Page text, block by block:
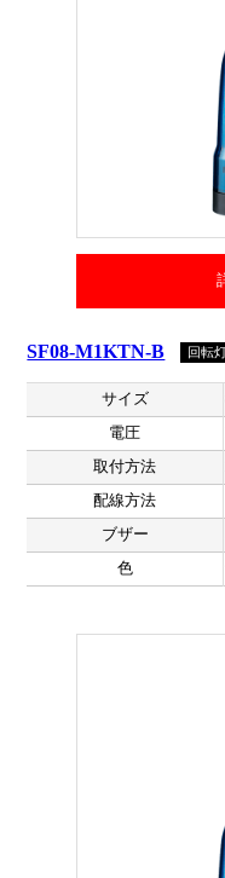
SF08-M1KTN-B 回転
サイズ
電圧
取付方法
配線方法
ブザー
色